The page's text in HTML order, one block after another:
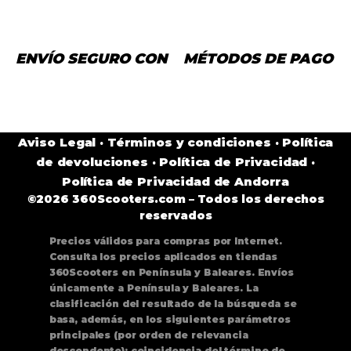
ENVÍO SEGURO CON MÉTODOS DE PAGO
Aviso Legal · Términos y condiciones · Política
de devoluciones · Política de Privacidad ·
Política de Privacidad de Andorra
©2026 360Scooters.com – Todos los derechos
reservados
Precios válidos para compras por Internet.
Consulta los precios aplicados en tiendas
360Scooters en Península y Baleares. Envíos
únicamente a Península y Baleares. La
clasificación del resultado de la búsqueda se
basa, además, en los siguientes parámetros
principales (por orden de relevancia